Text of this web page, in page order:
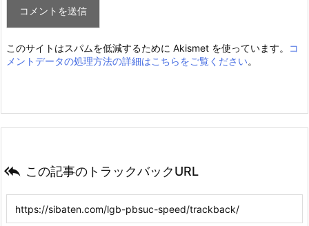
このサイトはスパムを低減するために Akismet を使っています。
コ
メントデータの処理方法の詳細はこちらをご覧ください。
 この記事のトラックバックURL